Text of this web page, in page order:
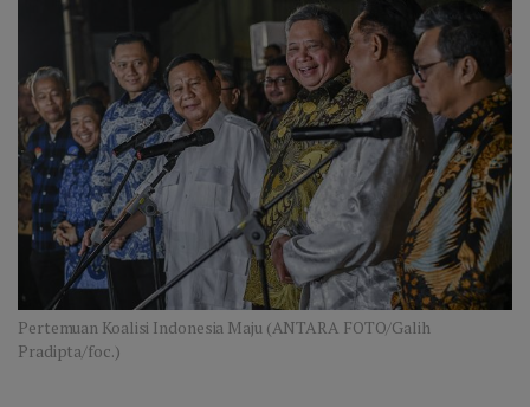
Pertemuan Koalisi Indonesia Maju (ANTARA FOTO/Galih
Pradipta/foc.)